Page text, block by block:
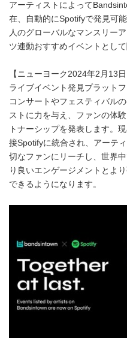
アーティストによって
在、自動的にSpotifyで発見可
人のグローバルなマンスリー
ツ連動おすすめイベントとし
【ニューヨーク2024年2月13
ライブイベント発見プラット
コンサートやフェスティバル
ストに力を与え、ファンの体
トナーシップを発表します。
接Spotifyに統合され、アーテ
切なファンにリーチし、世界
り良いエンゲージメントとよ
できるようになります。